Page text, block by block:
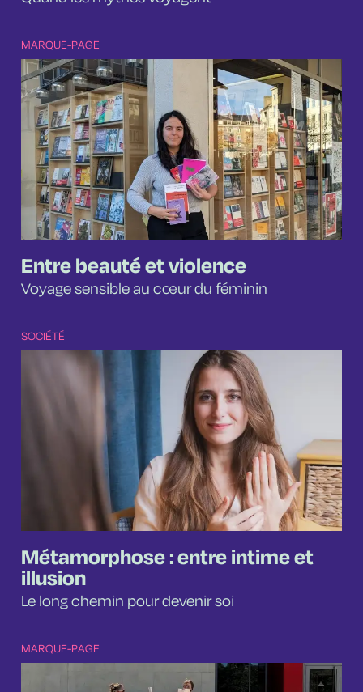
MARQUE-PAGE
Entre beauté et violence
Voyage sensible au cœur du féminin
SOCIÉTÉ
Métamorphose : entre intime et
illusion
Le long chemin pour devenir soi
MARQUE-PAGE